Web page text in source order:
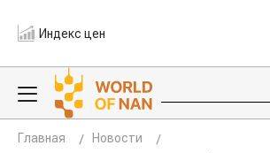
Индекс цен
Главная
Новости